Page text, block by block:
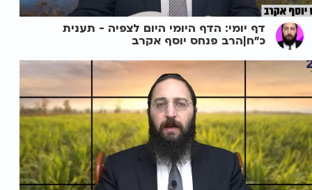
דף יומי: הדף היומי היום לצפיה - תענית
כ"ח|הרב פנחס יוסף אקרב